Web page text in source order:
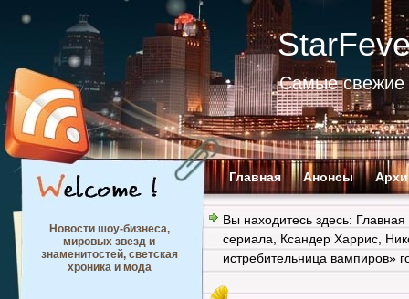
Самые свежие
Главная Анонсы
Новости шоу-бизнеса,
мировых звезд и
знаменитостей, светская
хроника и мода
Вы находитесь здесь: Главная
сериала
Ксандер Харрис
истребительница вампиров»